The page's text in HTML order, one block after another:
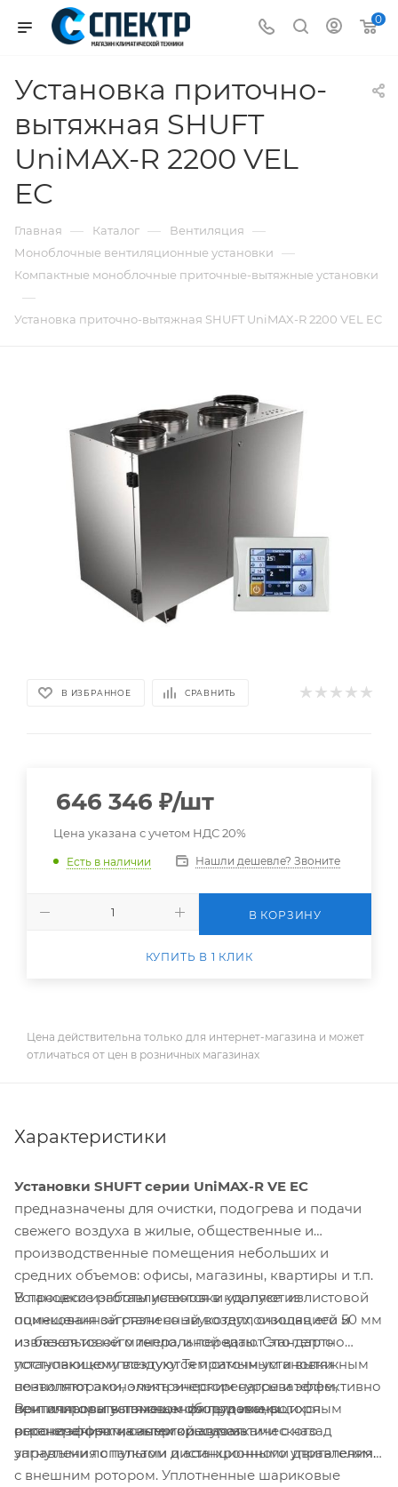
0
Установка приточно-
вытяжная SHUFT
UniMAX-R 2200 VEL
EC
Главная — Каталог — Вентиляция —
Моноблочные вентиляционные установки —
Компактные моноблочные приточные-вытяжные установки
—
Установка приточно-вытяжная SHUFT UniMAX-R 2200 VEL EC
В ИЗБРАННОЕ СРАВНИТЬ
646 346 ₽/шт
Цена указана с учетом НДС 20%
Есть в наличии Нашли дешевле? Звоните
В КОРЗИНУ
КУПИТЬ В 1 КЛИК
Цена действительна только для интернет-магазина и может
отличаться от цен в розничных магазинах
Характеристики
Установки SHUFT серии UniMAX-R VE EC
предназначены для очистки, подогрева и подачи
свежего воздуха в жилые, общественные и
производственные помещения небольших и
средних объемов: офисы, магазины, квартиры и т.п.
В процессе работы установки удаляют из
помещения загрязненный воздух, очищая его и
извлекая из него тепло, и передают это тепло
поступающему воздуху. Тем самым установки
позволяют экономить энергоресурсы и эффективно
вентилировать помещения при имеющихся
ограничениях на энергоресурсы.
Установки изготавливаются в корпусе из листовой
оцинкованной стали со звукотеплоизоляцией 50 мм
из базальтовой минеральной ваты. Стандартно
установки комплектуются приточным и вытяжным
вентиляторами, электрическим нагревателем,
приточным и вытяжным фильтрами, роторным
регенератором, системой автоматического
управления с пультом дистанционного управления.
Вентиляторы установок оборудованы
высокоэффективными крыльчатками с назад
загнутыми лопатками и асинхронными двигателями
с внешним ротором. Уплотненные шариковые